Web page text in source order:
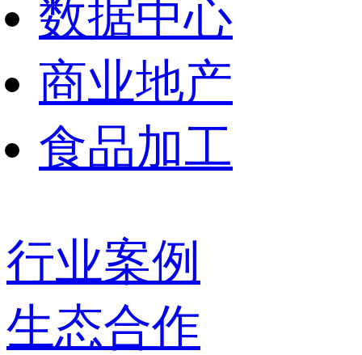
数据中心
商业地产
食品加工
行业案例
生态合作